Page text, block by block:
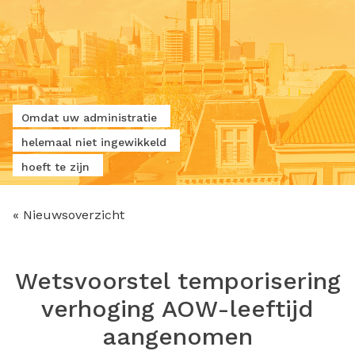
Omdat uw administratie
helemaal niet ingewikkeld
hoeft te zijn
« Nieuwsoverzicht
Wetsvoorstel temporisering
verhoging AOW-leeftijd
aangenomen